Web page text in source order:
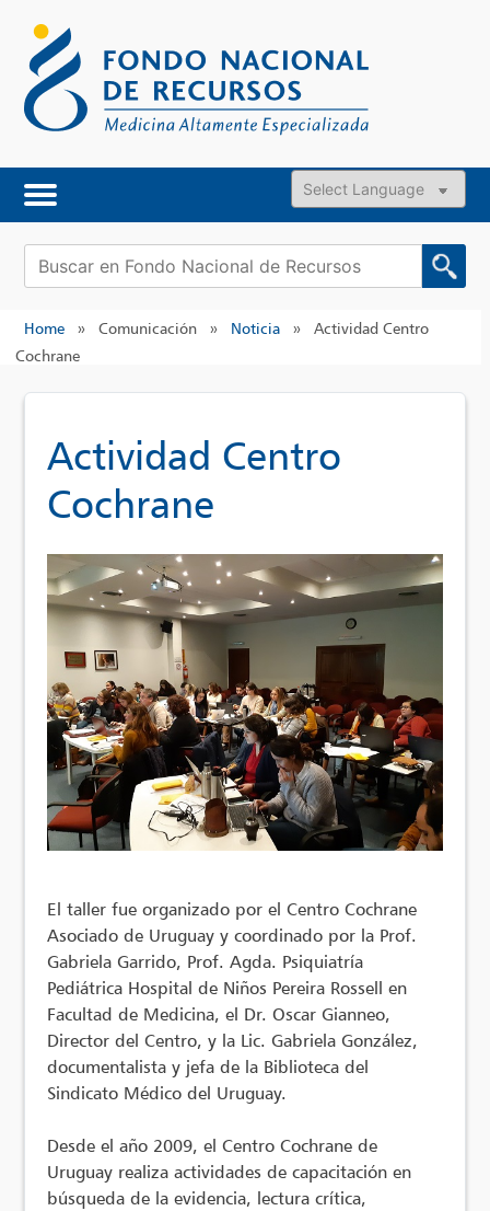
content
Powered by
Buscar:
Home » Comunicación » Noticia »
Actividad Centro
Cochrane
Actividad Centro
Cochrane
El taller fue organizado por el Centro Cochrane
Asociado de Uruguay y coordinado por la Prof.
Gabriela Garrido, Prof. Agda. Psiquiatría
Pediátrica Hospital de Niños Pereira Rossell en
Facultad de Medicina, el Dr. Oscar Gianneo,
Director del Centro, y la Lic. Gabriela González,
documentalista y jefa de la Biblioteca del
Sindicato Médico del Uruguay.
Desde el año 2009, el Centro Cochrane de
Uruguay realiza actividades de capacitación en
búsqueda de la evidencia, lectura crítica,